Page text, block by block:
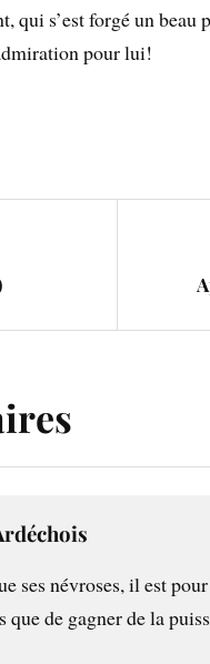
qui s’est forgé un beau
pour lui!
ses névroses, il est
que de gagner de la